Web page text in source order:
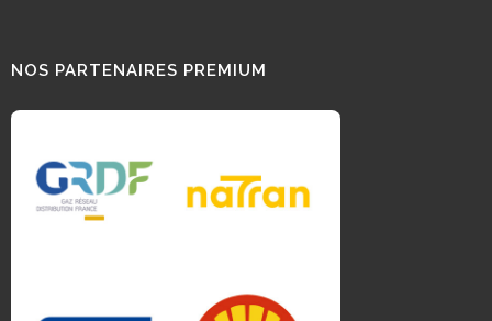
NOS PARTENAIRES PREMIUM